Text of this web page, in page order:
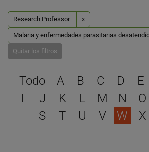
Research Professor x
Malaria y enfermedades parasitarias
Quitar los filtros
Todo A B C D E
I
J K L M N O
S
T U V W X